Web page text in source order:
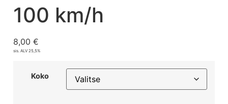
100 km/h
8,00 €
sis. ALV 25,5%
Koko